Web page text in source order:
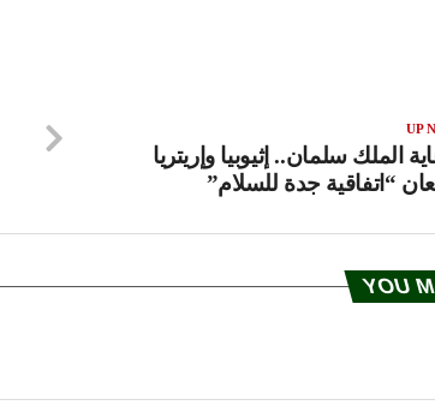
UP
الملك سلمان.. إثيوبيا وإريتريا
“اتفاقية جدة للسلام”
YOU